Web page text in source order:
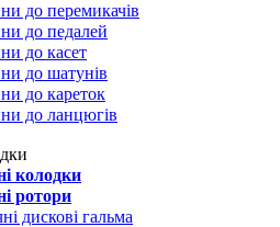
до перемикачів
до педалей
до касет
до шатунів
до кареток
до ланцюгів
колодки
ротори
дискові гальма